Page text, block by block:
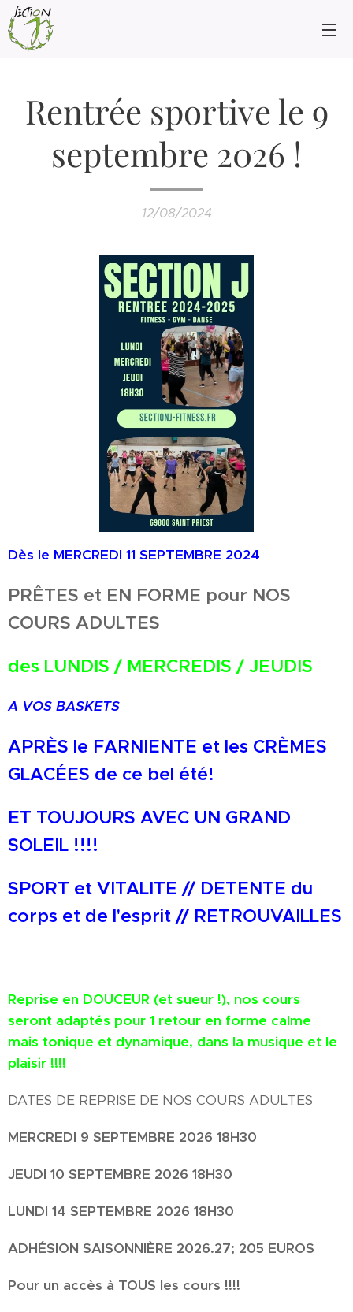
Rentrée sportive le 9
septembre 2026 !
12/08/2024
Dès le MERCREDI 11 SEPTEMBRE 2024
PRÊTES et EN FORME pour NOS
COURS ADULTES
des LUNDIS / MERCREDIS / JEUDIS
A VOS BASKETS
APRÈS le FARNIENTE et les CRÈMES
GLACÉES de ce bel été!
ET TOUJOURS AVEC UN GRAND
SOLEIL !!!!
SPORT et VITALITE // DETENTE du
corps et de l'esprit // RETROUVAILLES
Reprise en DOUCEUR (et sueur !), nos cours
seront adaptés pour 1 retour en forme calme
mais tonique et dynamique, dans la musique et le
plaisir !!!!
DATES DE REPRISE DE NOS COURS ADULTES
MERCREDI 9 SEPTEMBRE 2026 18H30
JEUDI 10 SEPTEMBRE 2026 18H30
LUNDI 14 SEPTEMBRE 2026 18H30
ADHÉSION SAISONNIÈRE 2026.27; 205 EUROS
Pour un accès à TOUS les cours !!!!